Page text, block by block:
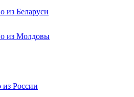
из Беларуси
из Молдовы
России